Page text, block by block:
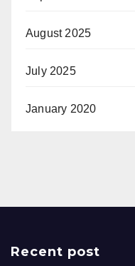
August 2025
July 2025
January 2020
Recent post